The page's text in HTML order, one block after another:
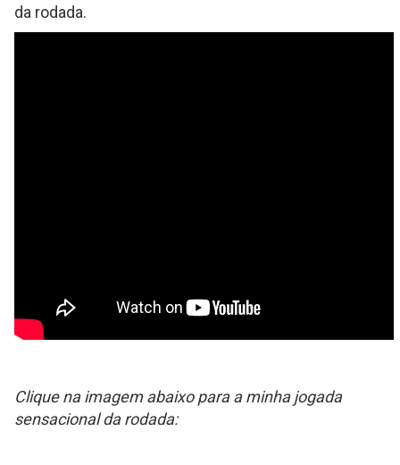
da rodada.
Clique na imagem abaixo para a minha jogada
sensacional da rodada: